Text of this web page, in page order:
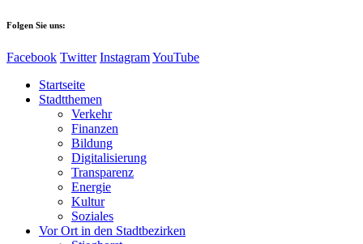
Folgen Sie uns:
Facebook Twitter InstagramYouTube
Startseite
Stadtthemen
Verkehr
Finanzen
Bildung
Digitalisierung
Transparenz
Energie
Kultur
Soziales
Vor Ort in den Stadtbezirken